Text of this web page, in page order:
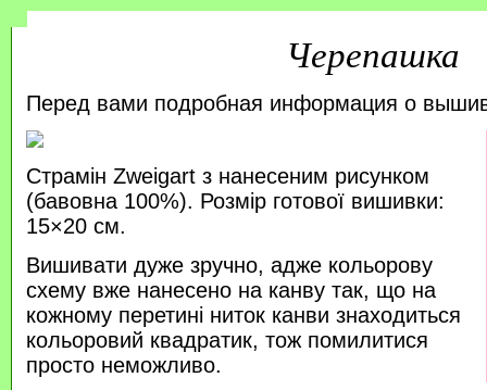
Черепашка
Перед вами подробная информация о
Страмін Zweigart з нанесеним рисунком
(бавовна 100%). Розмір готової вишивки:
15×20 см.
Вишивати дуже зручно, адже кольорову
схему вже нанесено на канву так, що на
кожному перетині ниток канви знаходиться
кольоровий квадратик, тож помилитися
просто неможливо.